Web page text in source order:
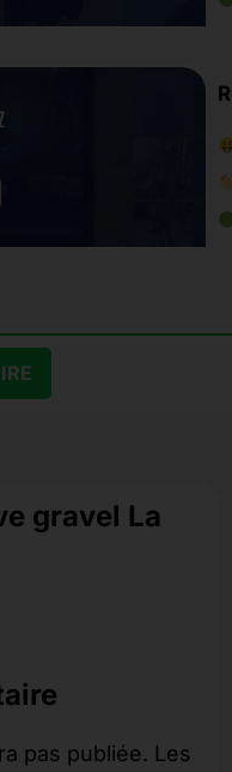
gravel La
pas publiée. Les